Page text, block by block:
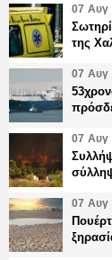
07 Αυγ
της
07 Αυγ
07 Αυγ
07 Αυγ